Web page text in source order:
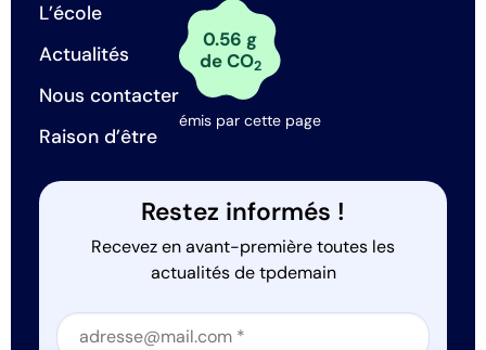
L’école
Actualités
Nous contacter
Raison d’être
0.56 g
de CO2
émis par cette page
Restez informés !
Recevez en avant-première toutes les
actualités de tpdemain
Section